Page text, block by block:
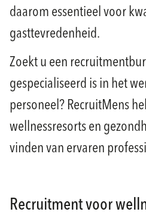
daarom essentieel voor
gasttevredenheid.
Zoekt u een
gespecialiseerd is in het
personeel? RecruitMens
wellnessresorts en
vinden van ervaren
Recruitment voor